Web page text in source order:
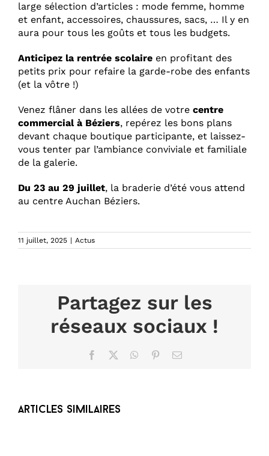
large sélection d’articles : mode femme, homme
et enfant, accessoires, chaussures, sacs, … Il y en
aura pour tous les goûts et tous les budgets.
Anticipez la rentrée scolaireen profitant des
petits prix pour refaire la garde-robe des enfants
(et la vôtre !)
Venez flâner dans les allées de votre centre
commercial à Béziers, repérez les bons plans
devant chaque boutique participante, et laissez-
vous tenter par l’ambiance conviviale et familiale
de la galerie.
Du 23 au 29 juillet, la braderie d’été vous attend
au centre Auchan Béziers.
11 juillet, 2025 | Actus
Partagez sur les
réseaux sociaux !
Facebook WhatsApp
PinterestEmail
Articles similaires